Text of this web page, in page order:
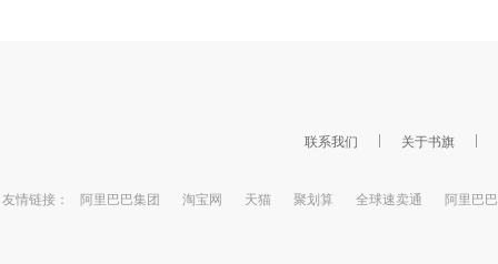
续道：“王爷真爱说笑，您有您娶，我
到时候摆下满月酒，还请王爷过来喝
杯水酒。”主角：元卿凌 宇文皓【又名
联系我们 关于书旗
友情链接： 阿里巴巴集团 淘宝网 天猫 聚划算 全球速卖通 阿里巴